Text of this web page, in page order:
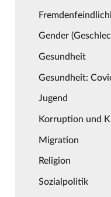
Gender
Gesundheit
Gesundheit:
Jugend
Korruption und
Migration
Religion
Sozialpolitik